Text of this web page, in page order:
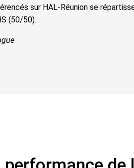
sur HAL-Réunion se
(50/50).